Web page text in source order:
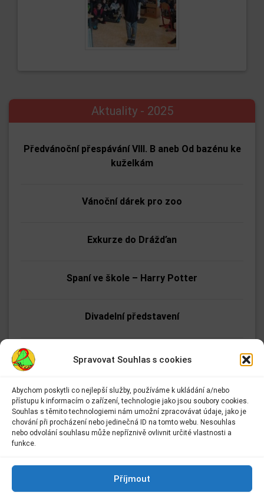
Spravovat Souhlas s cookies
Abychom poskytli co nejlepší služby, používáme k ukládání a/nebo
přístupu k informacím o zařízení, technologie jako jsou soubory cookies.
Souhlas s těmito technologiemi nám umožní zpracovávat údaje, jako je
chování při procházení nebo jedinečná ID na tomto webu. Nesouhlas
nebo odvolání souhlasu může nepříznivě ovlivnit určité vlastnosti a
funkce.
Příjmout
Aktuality - 2025
Předvánoční přespávání VIII. B aneb Od bazénu ke
kuželkám
Vánoční dárek pro zoo
Exkurze do Drážďan
Spaní ve škole – Harry Potter
Divadelní představení
Vánoční koncerty Dvojky
Vánoční zpívání v domově pro seniory
Přírodovědná exkurze VI. ročníku za tajemstvím
Stavíkův den profesí na SOŠ stavební Kolín
Adresa:
Základní škola Kolín II.
Kmochova 943
Kontakt:
E-mail: info@2zskolin.cz